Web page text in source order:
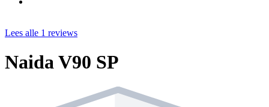
Lees alle 1 reviews
Naida V90 SP